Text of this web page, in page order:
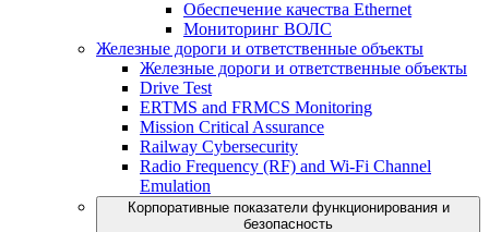
Обеспечение качества Ethernet
Мониторинг ВОЛС
Железные дороги и ответственные объекты
Железные дороги и ответственные объекты
Drive Test
ERTMS and FRMCS Monitoring
Mission Critical Assurance
Railway Cybersecurity
Radio Frequency (RF) and Wi-Fi Channel
Emulation
Корпоративные показатели функционирования и
безопасность